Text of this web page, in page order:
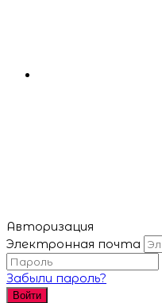
Авторизация
Электронная почта
Забыли пароль?
Войти